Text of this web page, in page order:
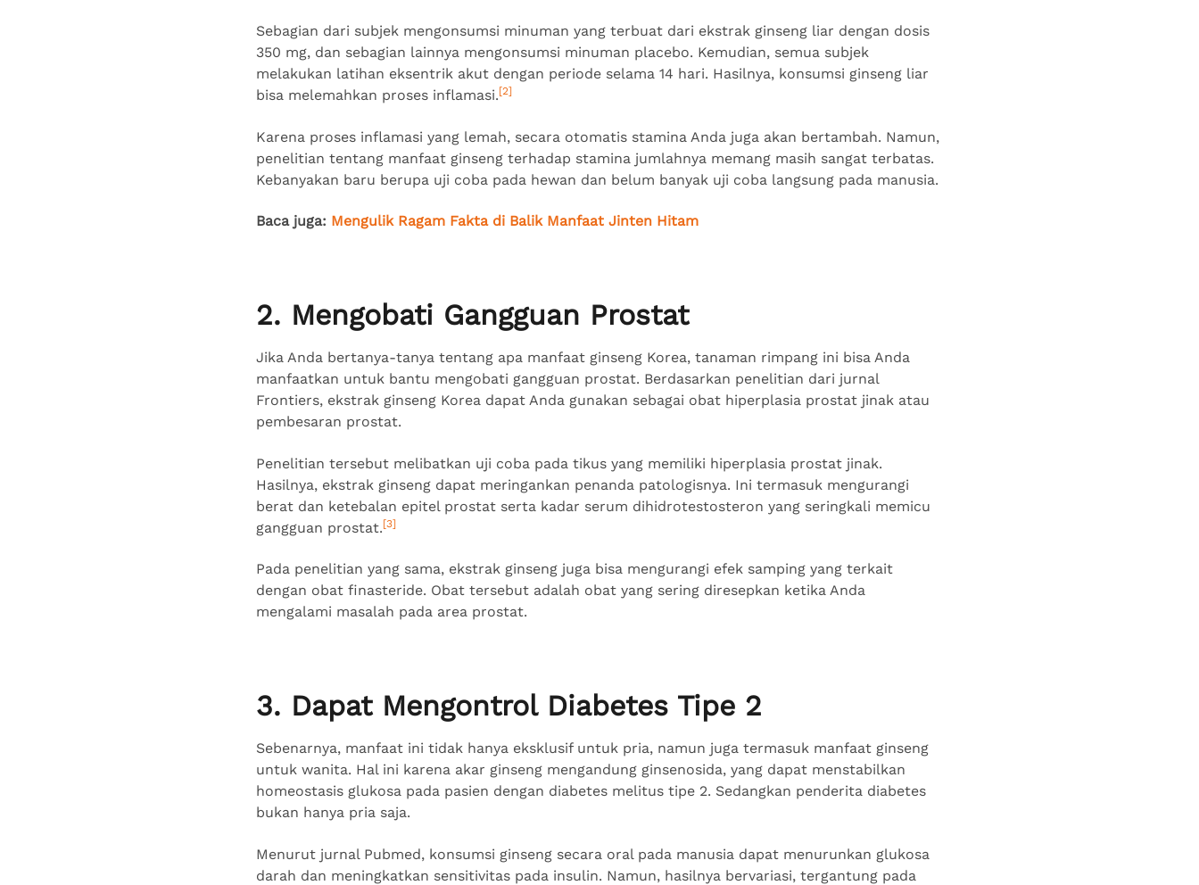
Sebagian dari subjek mengonsumsi minuman yang terbuat dari ekstrak ginseng liar dengan dosis
350 mg, dan sebagian lainnya mengonsumsi minuman placebo. Kemudian, semua subjek
melakukan latihan eksentrik akut dengan periode selama 14 hari. Hasilnya, konsumsi ginseng liar
bisa melemahkan proses inflamasi.[2]
Karena proses inflamasi yang lemah, secara otomatis stamina Anda juga akan bertambah. Namun,
penelitian tentang manfaat ginseng terhadap stamina jumlahnya memang masih sangat terbatas.
Kebanyakan baru berupa uji coba pada hewan dan belum banyak uji coba langsung pada manusia.
Baca juga: Mengulik Ragam Fakta di Balik Manfaat Jinten Hitam
2. Mengobati Gangguan Prostat
Jika Anda bertanya-tanya tentang apa manfaat ginseng Korea, tanaman rimpang ini bisa Anda
manfaatkan untuk bantu mengobati gangguan prostat. Berdasarkan penelitian dari jurnal
Frontiers, ekstrak ginseng Korea dapat Anda gunakan sebagai obat hiperplasia prostat jinak atau
pembesaran prostat.
Penelitian tersebut melibatkan uji coba pada tikus yang memiliki hiperplasia prostat jinak.
Hasilnya, ekstrak ginseng dapat meringankan penanda patologisnya. Ini termasuk mengurangi
berat dan ketebalan epitel prostat serta kadar serum dihidrotestosteron yang seringkali memicu
gangguan prostat.[3]
Pada penelitian yang sama, ekstrak ginseng juga bisa mengurangi efek samping yang terkait
dengan obat finasteride. Obat tersebut adalah obat yang sering diresepkan ketika Anda
mengalami masalah pada area prostat.
3. Dapat Mengontrol Diabetes Tipe 2
Sebenarnya, manfaat ini tidak hanya eksklusif untuk pria, namun juga termasuk manfaat ginseng
untuk wanita. Hal ini karena akar ginseng mengandung ginsenosida, yang dapat menstabilkan
homeostasis glukosa pada pasien dengan diabetes melitus tipe 2. Sedangkan penderita diabetes
bukan hanya pria saja.
Menurut jurnal Pubmed, konsumsi ginseng secara oral pada manusia dapat menurunkan glukosa
darah dan meningkatkan sensitivitas pada insulin. Namun, hasilnya bervariasi, tergantung pada